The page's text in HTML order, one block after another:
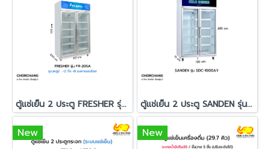
ตู้แช่เย็น 2 ประตู FRESHER รุ่น FR-2DSA ตู้แช่เย็น 2 ประตู SANDEN รุ่น SDC-1000AY
New New